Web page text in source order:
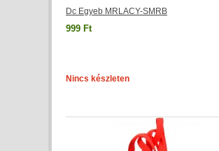
Dc Egyeb MRLACY-SMRB
999 Ft
Nincs készleten